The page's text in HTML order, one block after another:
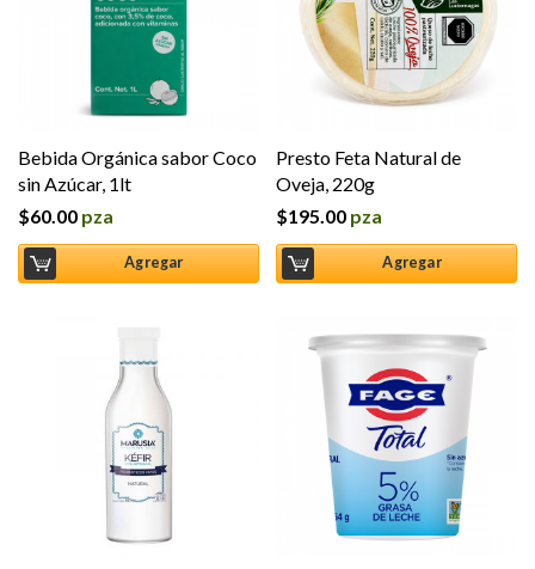
Bebida Orgánica sabor Coco
sin Azúcar, 1lt
$60.00 pza
Agregar
Presto Feta Natural de
Oveja, 220g
$195.00 pza
Agregar